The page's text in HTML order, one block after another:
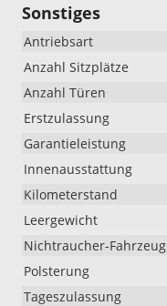
Sonstiges
Antriebsart
Anzahl Sitzplätze
Anzahl Türen
Erstzulassung
Garantieleistung
Innenausstattung
Kilometerstand
Leergewicht
Nichtraucher-Fahrzeug
Polsterung
Tageszulassung